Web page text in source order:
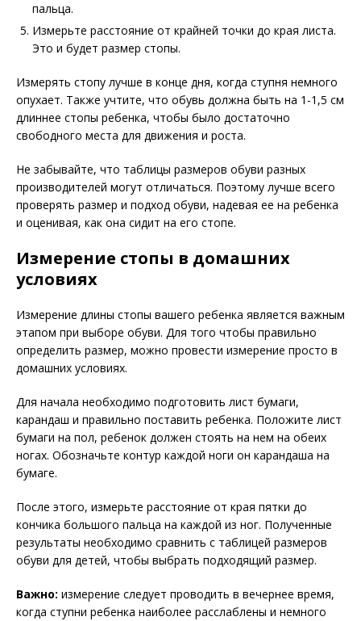
пальца.
Измерьте расстояние от крайней точки до края листа.
Это и будет размер стопы.
Измерять стопу лучше в конце дня, когда ступня немного
опухает. Также учтите, что обувь должна быть на 1-1,5 см
длиннее стопы ребенка, чтобы было достаточно
свободного места для движения и роста.
Не забывайте, что таблицы размеров обуви разных
производителей могут отличаться. Поэтому лучше всего
проверять размер и подход обуви, надевая ее на ребенка
и оценивая, как она сидит на его стопе.
Измерение стопы в домашних
условиях
Измерение длины стопы вашего ребенка является важным
этапом при выборе обуви. Для того чтобы правильно
определить размер, можно провести измерение просто в
домашних условиях.
Для начала необходимо подготовить лист бумаги,
карандаш и правильно поставить ребенка. Положите лист
бумаги на пол, ребенок должен стоять на нем на обеих
ногах. Обозначьте контур каждой ноги он карандаша на
бумаге.
После этого, измерьте расстояние от края пятки до
кончика большого пальца на каждой из ног. Полученные
результаты необходимо сравнить с таблицей размеров
обуви для детей, чтобы выбрать подходящий размер.
Важно: измерение следует проводить в вечернее время,
когда ступни ребенка наиболее расслаблены и немного